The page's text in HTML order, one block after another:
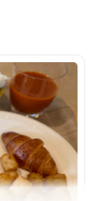
。サウナはあく
だこいつは」と
に印象に残る。
ない。ただ、帰
。
、静かに実感す
も成立する整
。タオルを敷く
ウナマットが用
ている。派手さ
印象。
った冷たさでは
してくれる温度
がある。
空気感も相まっ
光地のホテルサ
としての成立”は